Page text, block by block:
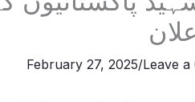
Leave a
/
February 27, 2025